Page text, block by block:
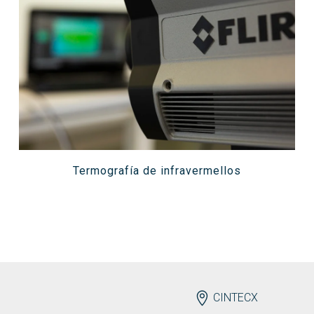
Termografía de infravermellos
ENDEREZOCINTECX